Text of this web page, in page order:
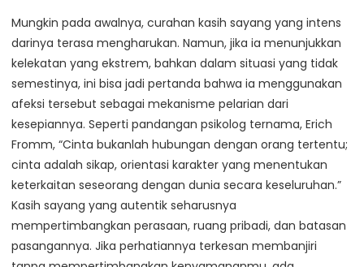
Mungkin pada awalnya, curahan kasih sayang yang intens
darinya terasa mengharukan. Namun, jika ia menunjukkan
kelekatan yang ekstrem, bahkan dalam situasi yang tidak
semestinya, ini bisa jadi pertanda bahwa ia menggunakan
afeksi tersebut sebagai mekanisme pelarian dari
kesepiannya. Seperti pandangan psikolog ternama, Erich
Fromm, “Cinta bukanlah hubungan dengan orang tertentu;
cinta adalah sikap, orientasi karakter yang menentukan
keterkaitan seseorang dengan dunia secara keseluruhan.”
Kasih sayang yang autentik seharusnya
mempertimbangkan perasaan, ruang pribadi, dan batasan
pasangannya. Jika perhatiannya terkesan membanjiri